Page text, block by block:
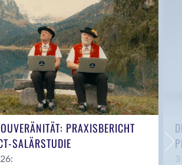
PRAXISBERICHT
SALÄRSTUDIE